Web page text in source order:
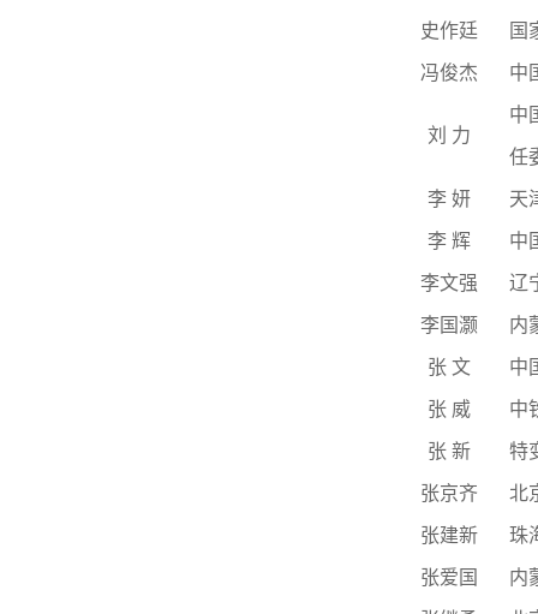
史作廷 国
冯俊杰 中
刘 力
中
任
李 妍 天
李 辉 中
李文强 辽
李国灏 内
张 文 中
张 威 中
张 新 特
张京齐 北
张建新 珠
张爱国 内